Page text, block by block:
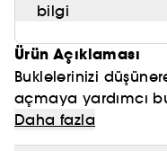
GISOU
K18
KAYALI
ARMANI
bilgi
Ürün Açıklaması
Buklelerinizi
açmaya yardımcı
tipine sahip olan
Daha sert olan
(1)2 hafta süren
kullanıcının
Daha fazla